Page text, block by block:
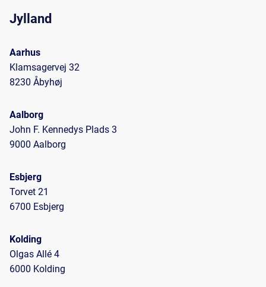
Jylland
Aarhus
Klamsagervej 32
8230 Åbyhøj
Aalborg
John F. Kennedys Plads 3
9000 Aalborg
Esbjerg
Torvet 21
6700 Esbjerg
Kolding
Olgas Allé 4
6000 Kolding